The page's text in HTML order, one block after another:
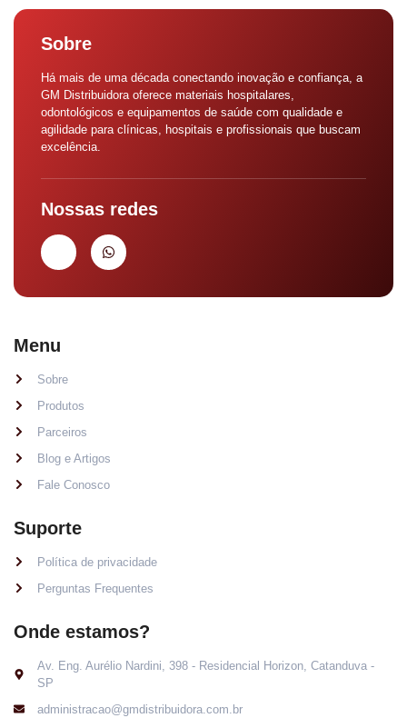
Sobre
Há mais de uma década conectando inovação e confiança, a
GM Distribuidora oferece materiais hospitalares,
odontológicos e equipamentos de saúde com qualidade e
agilidade para clínicas, hospitais e profissionais que buscam
excelência.
Nossas redes
Menu
Sobre
Produtos
Parceiros
Blog e Artigos
Fale Conosco
Suporte
Política de privacidade
Perguntas Frequentes
Onde estamos?
Av. Eng. Aurélio Nardini, 398 - Residencial Horizon, Catanduva -
SP
administracao@gmdistribuidora.com.br